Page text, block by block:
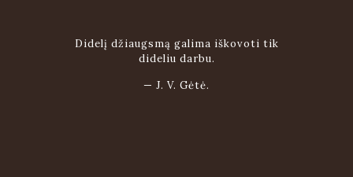
Didelį džiaugsmą galima iškovoti tik
dideliu darbu.
— J. V. Gėtė.